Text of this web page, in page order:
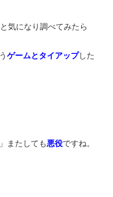
気になり調べてみたら
ゲームとタイアップした
またしても悪役ですね。